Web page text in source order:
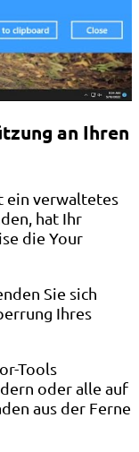
an Ihren
ein verwaltetes
hat Ihr
die Your
Sie sich
Ihres
Tools
oder alle auf
aus der Ferne